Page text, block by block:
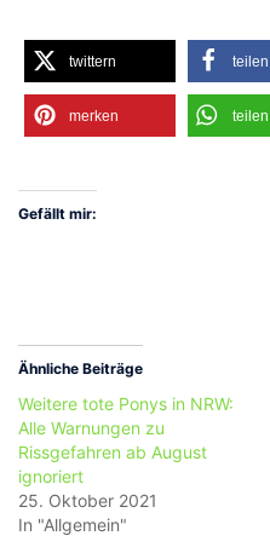
twittern teilen
merken teilen
Gefällt mir:
Ähnliche Beiträge
Weitere tote Ponys in NRW:
Alle Warnungen zu
Rissgefahren ab August
ignoriert
25. Oktober 2021
In "Allgemein"